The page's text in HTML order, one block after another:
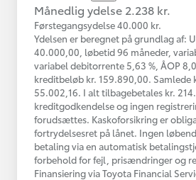
Månedlig ydelse 2.238 kr.
Førstegangsydelse 40.000 kr.
Ydelsen er beregnet på grundlag af:
40.000,00, løbetid 96 måneder,
variabel debitorrente 5,63 %, ÅOP
kreditbeløb kr. 159.890,00. Samlede
55.002,16. I alt tilbagebetales kr.
kreditgodkendelse og ingen
forudsættes. Kaskoforsikring er
fortrydelsesret på lånet. Ingen
betaling via en automatisk
forbehold for fejl, prisændringer og
Finansiering via Toyota Financial